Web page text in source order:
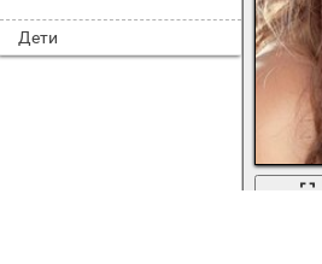
Дети